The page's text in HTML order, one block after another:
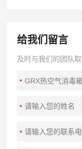
给我们留言
及时与我们的团队